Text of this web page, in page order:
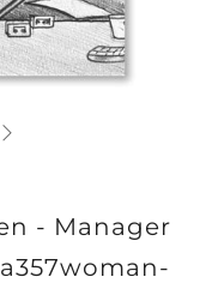
- Manager